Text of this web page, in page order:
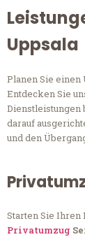
Uppsala
Planen Sie
Entdecken Sie
darauf
und den
Starten Sie Ihren
Privatumzug